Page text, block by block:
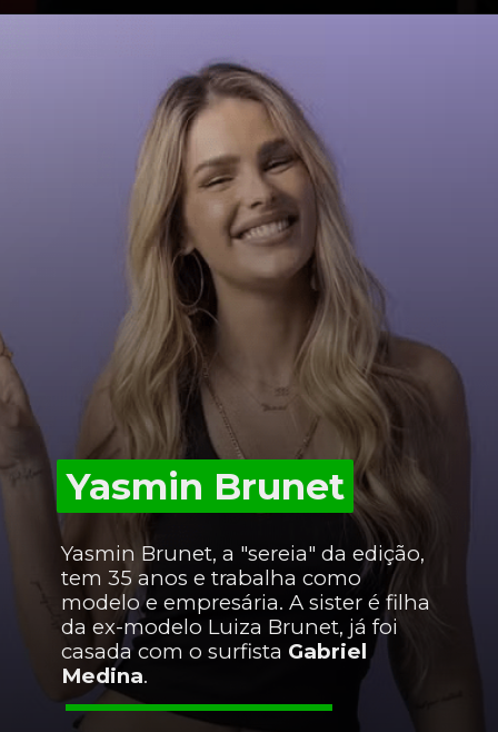
Yasmin Brunet
Yasmin Brunet
Yasmin Brunet, a "sereia" da edição,
tem 35 anos e trabalha como
modelo e empresária. A sister é filha
da ex-modelo Luiza Brunet, já foi
casada com o surfista Gabriel
Medina.